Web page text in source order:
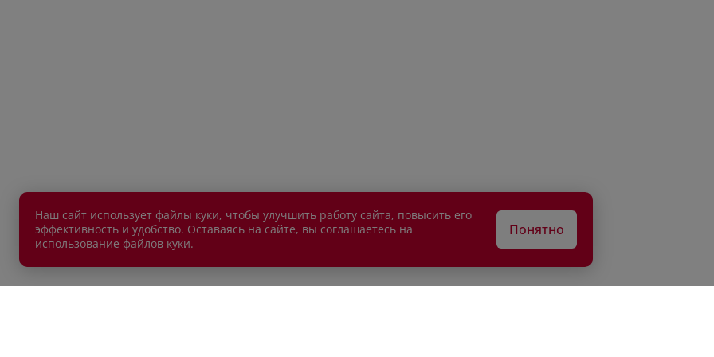
Наш сайт использует файлы куки, чтобы улучшить работу сайта, повысить его
эффективность и удобство. Оставаясь на сайте, вы соглашаетесь на
использование файлов куки.
Понятно